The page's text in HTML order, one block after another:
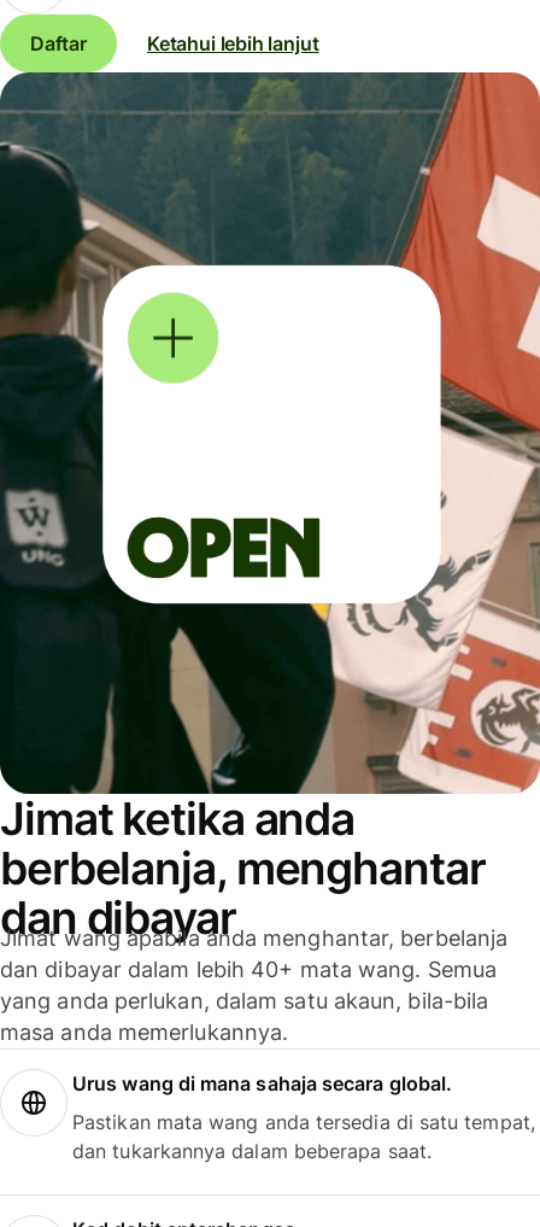
Daftar Ketahui lebih lanjut
Jimat ketika anda
berbelanja, menghantar
dan dibayar
Jimat wang apabila anda menghantar, berbelanja
dan dibayar dalam lebih 40+ mata wang. Semua
yang anda perlukan, dalam satu akaun, bila-bila
masa anda memerlukannya.
Urus wang di mana sahaja secara global.
Pastikan mata wang anda tersedia di satu tempat,
dan tukarkannya dalam beberapa saat.